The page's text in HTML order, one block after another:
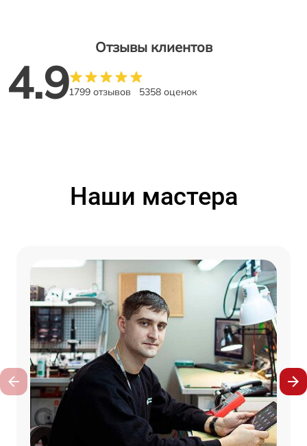
Отзывы клиентов
4.91799 отзывов 5358 оценок
Наши мастера